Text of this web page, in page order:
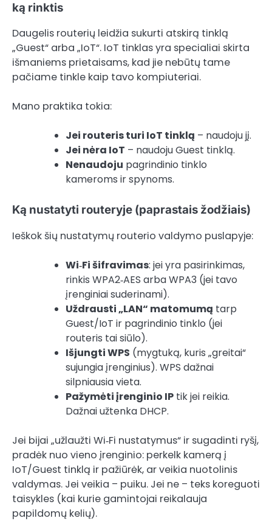
ką rinktis
Daugelis routerių leidžia sukurti atskirą tinklą
„Guest“ arba „IoT“. IoT tinklas yra specialiai skirta
išmaniems prietaisams, kad jie nebūtų tame
pačiame tinkle kaip tavo kompiuteriai.
Mano praktika tokia:
Jei routeris turi IoT tinklą – naudoju jį.
Jei nėra IoT – naudoju Guest tinklą.
Nenaudoju pagrindinio tinklo
kameroms ir spynoms.
Ką nustatyti routeryje (paprastais žodžiais)
Ieškok šių nustatymų routerio valdymo puslapyje:
Wi‑Fi šifravimas: jei yra pasirinkimas,
rinkis WPA2‑AES arba WPA3 (jei tavo
įrenginiai suderinami).
Uždrausti „LAN“ matomumą tarp
Guest/IoT ir pagrindinio tinklo (jei
routeris tai siūlo).
Išjungti WPS (mygtuką, kuris „greitai“
sujungia įrenginius). WPS dažnai
silpniausia vieta.
Pažymėti įrenginio IP tik jei reikia.
Dažnai užtenka DHCP.
Jei bijai „užlaužti Wi‑Fi nustatymus“ ir sugadinti ryšį,
pradėk nuo vieno įrenginio: perkelk kamerą į
IoT/Guest tinklą ir pažiūrėk, ar veikia nuotolinis
valdymas. Jei veikia – puiku. Jei ne – teks koreguoti
taisykles (kai kurie gamintojai reikalauja
papildomų kelių).